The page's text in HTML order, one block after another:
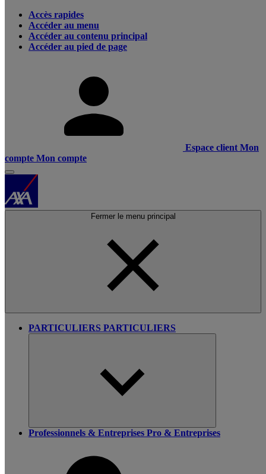
Accès rapides
Accéder au menu
Accéder au contenu principal
Accéder au pied de page
Espace client Mon
compte Mon compte
Fermer le menu principal
PARTICULIERS PARTICULIERS
Professionnels & Entreprises Pro & Entreprises